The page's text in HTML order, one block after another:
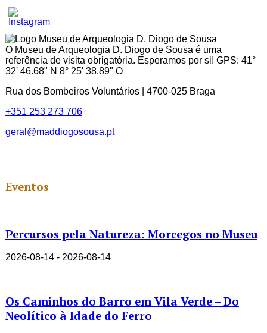
Set
Youtube
Channel
ID
O Museu de Arqueologia D. Diogo de Sousa é uma
referência de visita obrigatória. Esperamos por si! GPS: 41°
32' 46.68" N 8° 25' 38.89" O
Rua dos Bombeiros Voluntários | 4700-025 Braga
+351 253 273 706
geral@maddiogosousa.pt
Eventos
Percursos pela Natureza: Morcegos no Museu
2026-08-14 - 2026-08-14
Os Caminhos do Barro em Vila Verde – Do
Neolítico à Idade do Ferro